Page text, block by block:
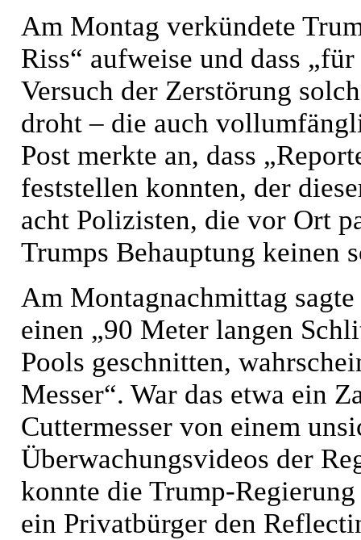
Am Montag verkündete
Riss“ aufweise und dass
Versuch der Zerstörung
droht – die auch
Post merkte an, dass
feststellen konnten, der
acht Polizisten, die vor Ort
Trumps Behauptung keinen
Am Montagnachmittag
einen „90 Meter langen
Pools geschnitten,
Messer“. War das etwa ein
Cuttermesser von einem
Überwachungsvideos der
konnte die Trump-
ein Privatbürger den